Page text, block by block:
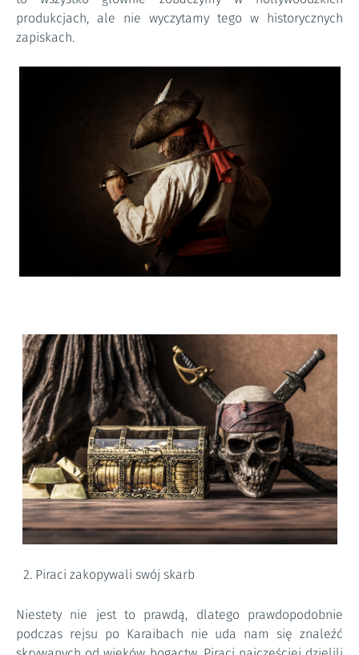
produkcjach, ale nie wyczytamy tego w historycznych
zapiskach.
Piraci zakopywali swój skarb
Niestety nie jest to prawdą, dlatego prawdopodobnie
podczas rejsu po Karaibach nie uda nam się znaleźć